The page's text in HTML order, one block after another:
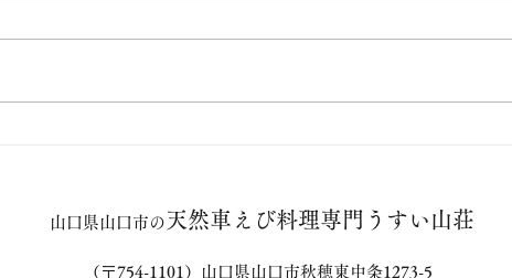
予約はお早めに）
案内
山口県山口市の 天然車えび料理専門うすい山荘
（〒754-1101）山口県山口市秋穂東中条1273-5